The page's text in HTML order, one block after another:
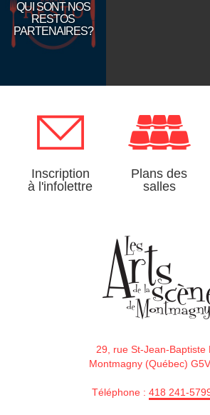
QUI SONT NOS
RESTOS
PARTENAIRES?
Inscription
à l'infolettre
Plans des
salles
29, rue St-Jean-Baptiste
Montmagny (Québec)
Téléphone : 418 241-